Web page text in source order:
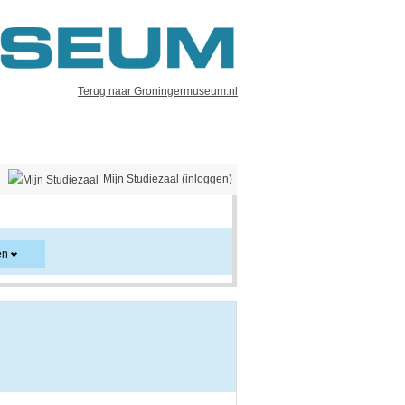
Terug naar Groningermuseum.nl
Mijn Studiezaal (inloggen)
kan ook aanwijzingen voor het gebruik